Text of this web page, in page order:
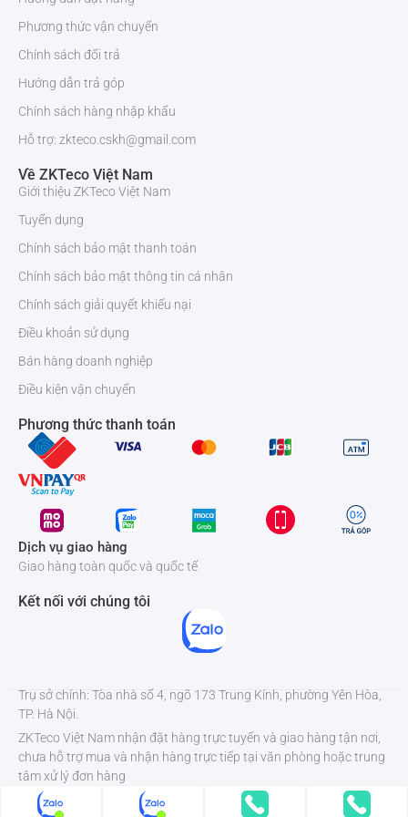
Backset
cho chốt đơn)
D)
Tùy chọn màu sắc Bạc / Xám
Độ ẩm hoạt động
Cấu hình của khóa cửa vân tay ZKTeco ML200
Phương thức vận chuyển
Chính sách đổi trả
Hướng dẫn trả góp
Chính sách hàng nhập khẩu
Hỗ trợ: zkteco.cskh@gmail.com
Về ZKTeco Việt Nam
Giới thiệu ZKTeco Việt Nam
Tuyển dụng
Chính sách bảo mật thanh toán
Chính sách bảo mật thông tin cá nhân
Chính sách giải quyết khiếu nại
Điều khoản sử dụng
Bán hàng doanh nghiệp
Điều kiện vận chuyển
Phương thức thanh toán
Dịch vụ giao hàng
Giao hàng toàn quốc và quốc tế
Kết nối với chúng tôi
Trụ sở chính: Tòa nhà số 4, ngõ 173 Trung Kính, phường Yên Hòa,
TP. Hà Nội.
ZKTeco Việt Nam nhận đặt hàng trực tuyến và giao hàng tận nơi,
chưa hỗ trợ mua và nhận hàng trực tiếp tại văn phòng hoặc trung
tâm xử lý đơn hàng
© 2025 - Bản quyền của Công ty TNHH Công Nghệ Thông Tin &